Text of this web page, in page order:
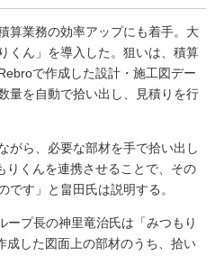
算業務の効率アップにも着手。大
くん」を導入した。狙いは、積算
で作成した設計・施工図デー
量を自動で拾い出し、見積りを行
がら、必要な部材を手で拾い出し
りくんを連携させることで、その
です」と畠田氏は説明する。
プ長の神里竜治氏は「みつもり
成した図面上の部材のうち、拾い